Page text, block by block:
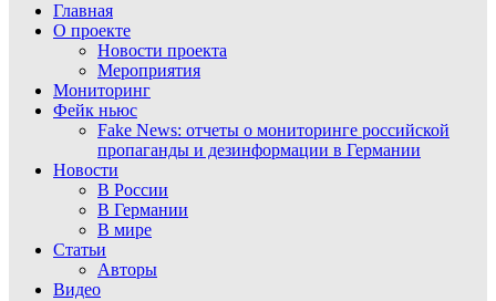
Главная
О проекте
Новости проекта
Мероприятия
Мониторинг
Фейк ньюс
Fake News: отчеты о мониторинге российской
пропаганды и дезинформации в Германии
Новости
В России
В Германии
В мире
Статьи
Авторы
Видео